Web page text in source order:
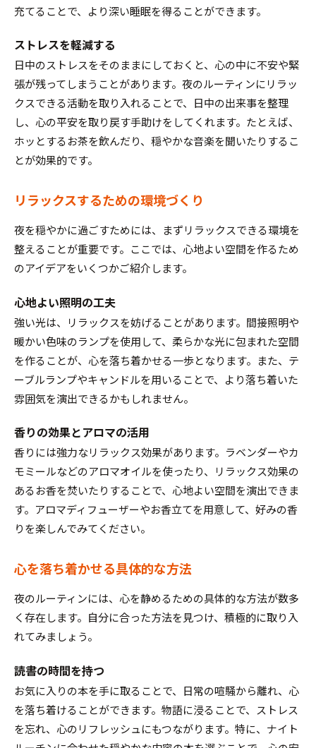
充てることで、より深い睡眠を得ることができます。
ストレスを軽減する
日中のストレスをそのままにしておくと、心の中に不安や緊
張が残ってしまうことがあります。夜のルーティンにリラッ
クスできる活動を取り入れることで、日中の出来事を整理
し、心の平安を取り戻す手助けをしてくれます。たとえば、
ホッとするお茶を飲んだり、穏やかな音楽を聞いたりするこ
とが効果的です。
リラックスするための環境づくり
夜を穏やかに過ごすためには、まずリラックスできる環境を
整えることが重要です。ここでは、心地よい空間を作るため
のアイデアをいくつかご紹介します。
心地よい照明の工夫
強い光は、リラックスを妨げることがあります。間接照明や
暖かい色味のランプを使用して、柔らかな光に包まれた空間
を作ることが、心を落ち着かせる一歩となります。また、テ
ーブルランプやキャンドルを用いることで、より落ち着いた
雰囲気を演出できるかもしれません。
香りの効果とアロマの活用
香りには強力なリラックス効果があります。ラベンダーやカ
モミールなどのアロマオイルを使ったり、リラックス効果の
あるお香を焚いたりすることで、心地よい空間を演出できま
す。アロマディフューザーやお香立てを用意して、好みの香
りを楽しんでみてください。
心を落ち着かせる具体的な方法
夜のルーティンには、心を静めるための具体的な方法が数多
く存在します。自分に合った方法を見つけ、積極的に取り入
れてみましょう。
読書の時間を持つ
お気に入りの本を手に取ることで、日常の喧騒から離れ、心
を落ち着けることができます。物語に浸ることで、ストレス
を忘れ、心のリフレッシュにもつながります。特に、ナイト